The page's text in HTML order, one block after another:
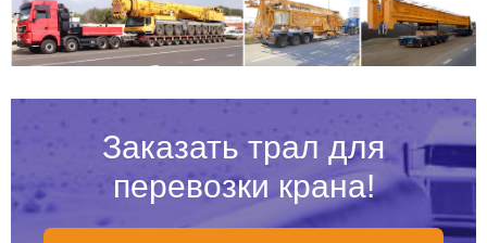
Заказать трал для
перевозки крана!